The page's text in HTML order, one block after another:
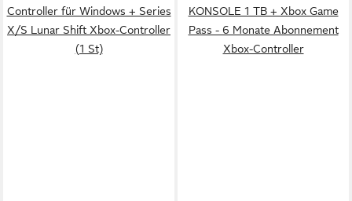
Controller für Windows + Series
X/S Lunar Shift Xbox-Controller
(1 St)
KONSOLE 1 TB + Xbox Game
Pass - 6 Monate Abonnement
Xbox-Controller